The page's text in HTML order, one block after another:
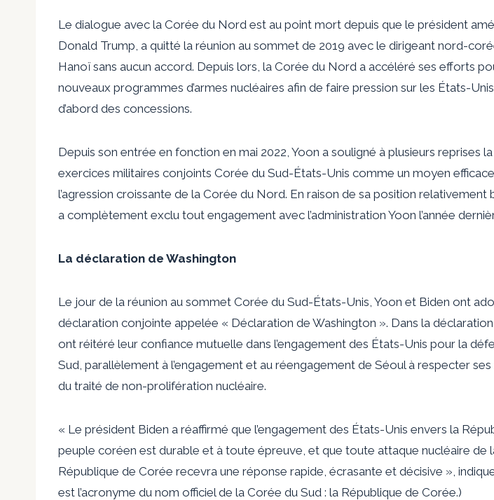
Le dialogue avec la Corée du Nord est au point mort depuis que le président
Donald Trump, a quitté la réunion au sommet de 2019 avec le dirigeant nord-
Hanoï sans aucun accord. Depuis lors, la Corée du Nord a accéléré ses efforts
nouveaux programmes d’armes nucléaires afin de faire pression sur les États-
d’abord des concessions.
Depuis son entrée en fonction en mai 2022, Yoon a souligné à plusieurs reprises
exercices militaires conjoints Corée du Sud-États-Unis comme un moyen
l’agression croissante de la Corée du Nord. En raison de sa position relativement
a complètement exclu tout engagement avec l’administration Yoon l’année
La déclaration de Washington
Le jour de la réunion au sommet Corée du Sud-États-Unis, Yoon et Biden ont
déclaration conjointe appelée « Déclaration de Washington ». Dans la
ont réitéré leur confiance mutuelle dans l’engagement des États-Unis pour la
Sud, parallèlement à l’engagement et au réengagement de Séoul à respecter
du traité de non-prolifération nucléaire.
« Le président Biden a réaffirmé que l’engagement des États-Unis envers la
peuple coréen est durable et à toute épreuve, et que toute attaque nucléaire de
République de Corée recevra une réponse rapide, écrasante et décisive »,
est l’acronyme du nom officiel de la Corée du Sud : la République de Corée.)